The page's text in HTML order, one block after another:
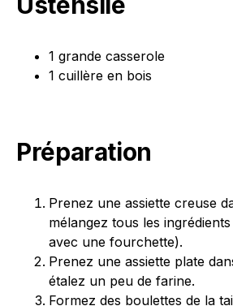
1 grande casserole
1 cuillère en bois
Préparation
Prenez une assiette creuse
mélangez tous les
avec une fourchette).
Prenez une assiette plate
étalez un peu de farine.
Formez des boulettes de la